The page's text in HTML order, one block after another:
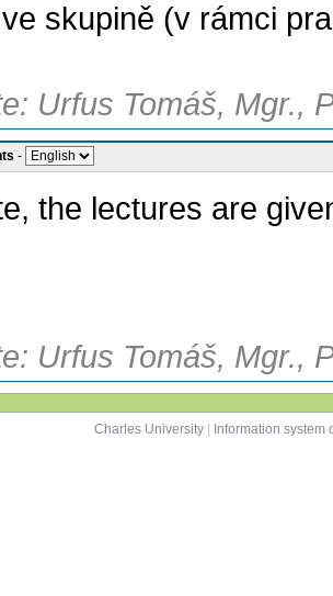
skupině (v rámci
Urfus Tomáš, Mgr.,
-
the lectures are
Urfus Tomáš, Mgr.,
Charles University
Information